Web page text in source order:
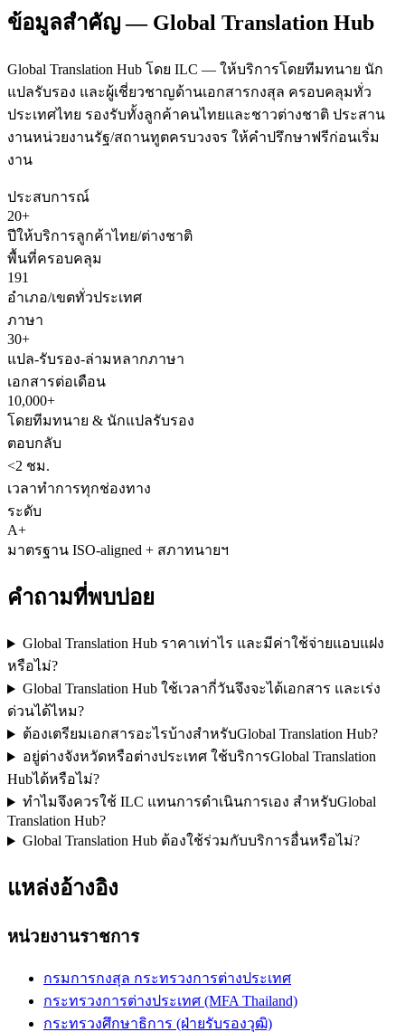
ข้อมูลสำคัญ — Global Translation Hub
Global Translation Hub โดย ILC — ให้บริการโดยทีมทนาย นัก
แปลรับรอง และผู้เชี่ยวชาญด้านเอกสารกงสุล ครอบคลุมทั่ว
ประเทศไทย รองรับทั้งลูกค้าคนไทยและชาวต่างชาติ ประสาน
งานหน่วยงานรัฐ/สถานทูตครบวงจร ให้คำปรึกษาฟรีก่อนเริ่ม
งาน
ประสบการณ์
20+
ปีให้บริการลูกค้าไทย/ต่างชาติ
พื้นที่ครอบคลุม
191
อำเภอ/เขตทั่วประเทศ
ภาษา
30+
แปล-รับรอง-ล่ามหลากภาษา
เอกสารต่อเดือน
10,000+
โดยทีมทนาย & นักแปลรับรอง
ตอบกลับ
<2 ชม.
เวลาทำการทุกช่องทาง
ระดับ
A+
มาตรฐาน ISO-aligned + สภาทนายฯ
คำถามที่พบบ่อย
Global Translation Hub ราคาเท่าไร และมีค่าใช้จ่ายแอบแฝง
หรือไม่?
Global Translation Hub ใช้เวลากี่วันจึงจะได้เอกสาร และเร่ง
ด่วนได้ไหม?
ต้องเตรียมเอกสารอะไรบ้างสำหรับGlobal Translation Hub?
อยู่ต่างจังหวัดหรือต่างประเทศ ใช้บริการGlobal Translation
Hubได้หรือไม่?
ทำไมจึงควรใช้ ILC แทนการดำเนินการเอง สำหรับGlobal
Translation Hub?
Global Translation Hub ต้องใช้ร่วมกับบริการอื่นหรือไม่?
แหล่งอ้างอิง
หน่วยงานราชการ
กรมการกงสุล กระทรวงการต่างประเทศ
กระทรวงการต่างประเทศ (MFA Thailand)
กระทรวงศึกษาธิการ (ฝ่ายรับรองวุฒิ)